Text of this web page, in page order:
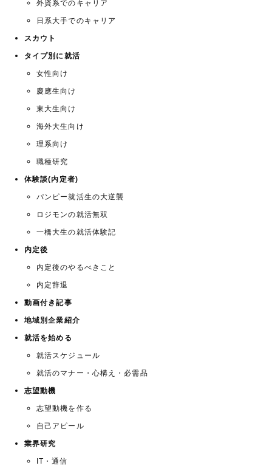
外資系でのキャリア
日系大手でのキャリア
スカウト
タイプ別に就活
女性向け
慶應生向け
東大生向け
海外大生向け
理系向け
職種研究
体験談(内定者)
パンピー就活生の大逆襲
ロジモンの就活無双
一橋大生の就活体験記
内定後
内定後のやるべきこと
内定辞退
動画付き記事
地域別企業紹介
就活を始める
就活スケジュール
就活のマナー・心構え・必需品
志望動機
志望動機を作る
自己アピール
業界研究
IT・通信